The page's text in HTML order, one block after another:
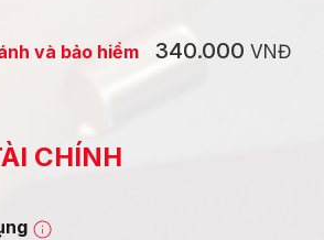
và bảo hiểm 340.000 VNĐ
CHÍNH